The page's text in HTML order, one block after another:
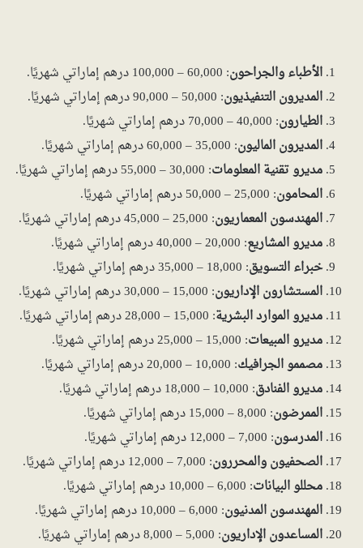
الأطباء والجراحون: 60,000 – 100,000 درهم إماراتي شهريًا.
المديرون التنفيذيون: 50,000 – 90,000 درهم إماراتي شهريًا.
الطيارون: 40,000 – 70,000 درهم إماراتي شهريًا.
المديرون الماليون: 35,000 – 60,000 درهم إماراتي شهريًا.
مديرو تقنية المعلومات: 30,000 – 55,000 درهم إماراتي شهريًا.
المحامون: 25,000 – 50,000 درهم إماراتي شهريًا.
المهندسون المعماريون: 25,000 – 45,000 درهم إماراتي شهريًا.
مديرو المشاريع: 20,000 – 40,000 درهم إماراتي شهريًا.
خبراء التسويق: 18,000 – 35,000 درهم إماراتي شهريًا.
المستشارون الإداريون: 15,000 – 30,000 درهم إماراتي شهريًا.
مديرو الموارد البشرية: 15,000 – 28,000 درهم إماراتي شهريًا.
مديرو المبيعات: 15,000 – 25,000 درهم إماراتي شهريًا.
مصممو الجرافيك: 10,000 – 20,000 درهم إماراتي شهريًا.
مديرو الفنادق: 10,000 – 18,000 درهم إماراتي شهريًا.
الممرضون: 8,000 – 15,000 درهم إماراتي شهريًا.
المدرسون: 7,000 – 12,000 درهم إماراتي شهريًا.
الصحفيون والمحررون: 7,000 – 12,000 درهم إماراتي شهريًا.
محللو البيانات: 6,000 – 10,000 درهم إماراتي شهريًا.
المهندسون المدنيون: 6,000 – 10,000 درهم إماراتي شهريًا.
المساعدون الإداريون: 5,000 – 8,000 درهم إماراتي شهريًا.